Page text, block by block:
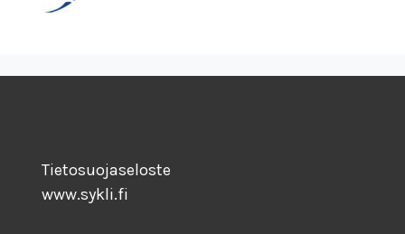
Tietosuojaseloste
www.sykli.fi